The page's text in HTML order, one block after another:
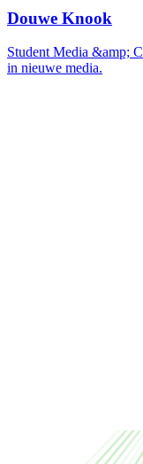
Douwe Knook
Student Media &amp;
in nieuwe media.